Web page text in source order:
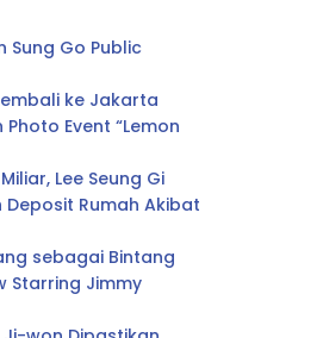
Sung Go Public
ke Jakarta
Event “Lemon
Lee Seung Gi
Deposit Rumah Akibat
sebagai Bintang
Starring Jimmy